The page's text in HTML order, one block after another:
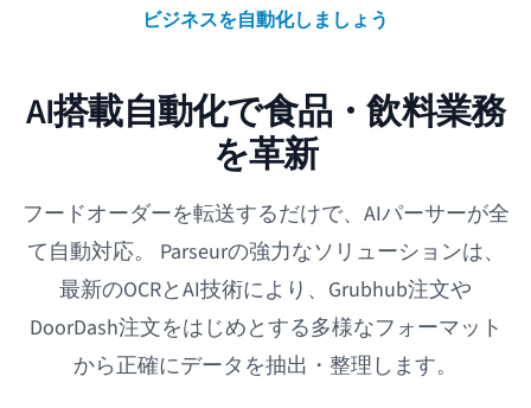
ビジネスを自動化しましょう
AI搭載自動化で食品・飲料業務
を革新
フードオーダーを転送するだけで、AIパーサーが全
て自動対応。 Parseurの強力なソリューションは、
最新のOCRとAI技術により、Grubhub注文や
DoorDash注文をはじめとする多様なフォーマット
から正確にデータを抽出・整理します。